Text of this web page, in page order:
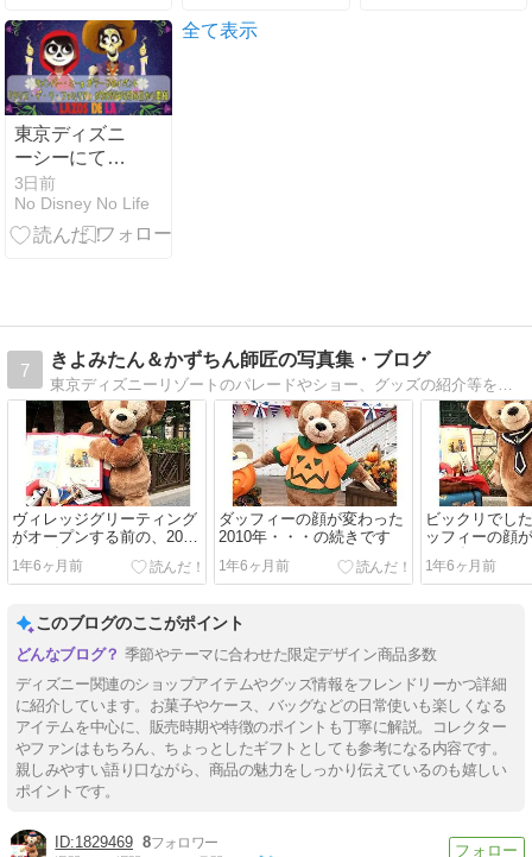
ー必須の攻略
東京ディズニ
ーシーにて
『リメンバ
ー・ミー』が
テーマのイベ
が2026年9月
16日から開催
3日前
No Disney No Life
全て表示
7
きよみたん＆かずちん師匠の写真集・ブログ
ヴィレッジグリーティング
がオープンする前の、2011
年のダッフィーのグリーテ
ィング
1年6ヶ月前
ダッフィーの顔が変わった
2010年・・・の続きです
1年6ヶ月前
ビックリでし
ッフィーの顔
2010年3月のこ
1年6ヶ月前
このブログのここがポイント
季節やテーマに合わせた限定デザイン商品多数
ディズニー関連のショップアイテムやグッズ情報をフレンドリーかつ詳細
に紹介しています。お菓子やケース、バッグなどの日常使いも楽しくなる
アイテムを中心に、販売時期や特徴のポイントも丁寧に解説。コレクター
やファンはもちろん、ちょっとしたギフトとしても参考になる内容です。
親しみやすい語り口ながら、商品の魅力をしっかり伝えているのも嬉しい
ポイントです。
1829469 8